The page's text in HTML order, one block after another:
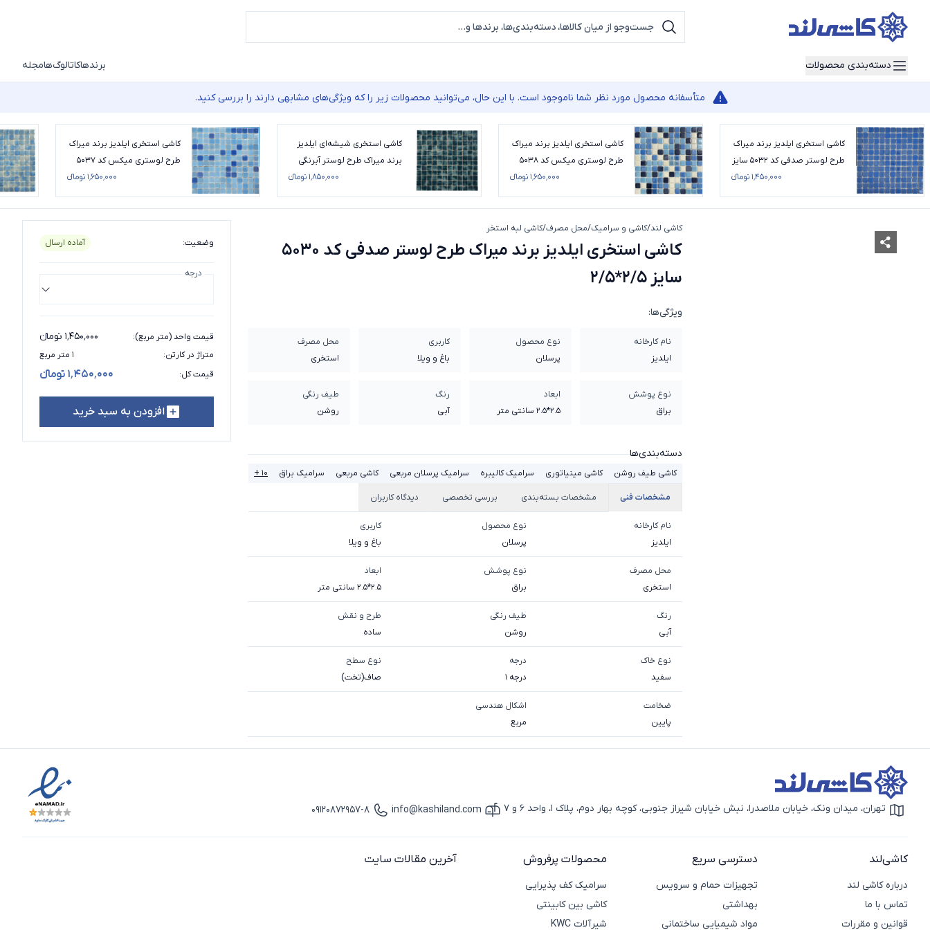
دسته‌بندی محصولات برندهاکاتالوگ‌هامجله
متأسفانه محصول مورد نظر شما ناموجود است. با این حال، می‌توانید محصولات زیر را که ویژگی‌های مشابهی دارند را بررسی کنید.
کاشی استخری ایلدیز برند میراک
طرح لوستر صدفی کد 5032 سایز
۱٬۴۵۰٬۰۰۰ تومانء
کاشی استخری ایلدیز برند میراک
طرح لوستری میکس کد 5038
۱٬۶۵۰٬۰۰۰ تومانء
کاشی استخری شیشه‌ای ایلدیز
برند میراک طرح لوستر آبرنگی
۱٬۸۵۰٬۰۰۰ تومانء
کاشی استخری ایلدیز برند میراک
طرح لوستری میکس کد 5037
۱٬۶۵۰٬۰۰۰ تومانء
کاشی لند/کاشی و سرامیک/محل مصرف/کاشی لبه استخر
کاشی استخری ایلدیز برند میراک طرح لوستر صدفی کد 5030 سایز 2/5*2/5
کاشی استخری ایلدیز برند میراک طرح لوستر صدفی کد 5030
سایز 2/5*2/5
وضعیت: آماده ارسال
درجه
قیمت واحد (متر مربع): ۱٬۴۵۰٬۰۰۰ تومانء
متراژ در کارتن:
۱ متر مربع
قیمت کل: ۱٬۴۵۰٬۰۰۰ تومانء
افزودن به سبد خرید
ویژگی‌ها:
نام کارخانه
ایلدیز
نوع محصول
پرسلان
کاربری
باغ و ویلا
محل مصرف
استخری
نوع پوشش
براق
ابعاد
2.5*2.5 سانتی متر
رنگ
آبی
طیف رنگی
روشن
دسته‌بندی‌ها
کاشی طیف روشن کاشی مینیاتوری سرامیک کالیبره سرامیک پرسلان مربعی کاشی مربعی سرامیک براق ۱۰ +
مشخصات فنی مشخصات بسته‌بندی بررسی تخصصی دیدگاه کاربران
نام کارخانه
ایلدیز
نوع محصول
پرسلان
کاربری
باغ و ویلا
محل مصرف
استخری
نوع پوشش
براق
ابعاد
2.5*2.5 سانتی متر
رنگ
آبی
طیف رنگی
روشن
طرح و نقش
ساده
نوع خاک
سفيد
درجه
درجه 1
نوع سطح
صاف(تخت)
ضخامت
پایین
اشکال هندسی
مربع
آیکون نقشه
تهران، میدان ونک، خیابان ملاصدرا، نبش خیابان شیراز جنوبی، کوچه بهار دوم، پلاک 1، واحد 6 و 7
آیکون ایمیل
info@kashiland.com
آیکون تماس
09120872957-8
کاشی‌لند
درباره کاشی لند
تماس با ما
قوانین و مقررات
دسترسی سریع
تجهیزات حمام و سرویس
بهداشتی
مواد شیمیایی ساختمانی
محصولات پرفروش
سرامیک کف پذیرایی
کاشی بین کابینتی
شیرآلات KWC
آخرین مقالات سایت